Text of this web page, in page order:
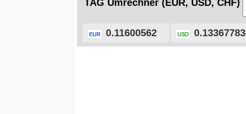
TAG Umrechner (EUR, USD, CHF)
EUR 0.11600562 USD 0.13367783